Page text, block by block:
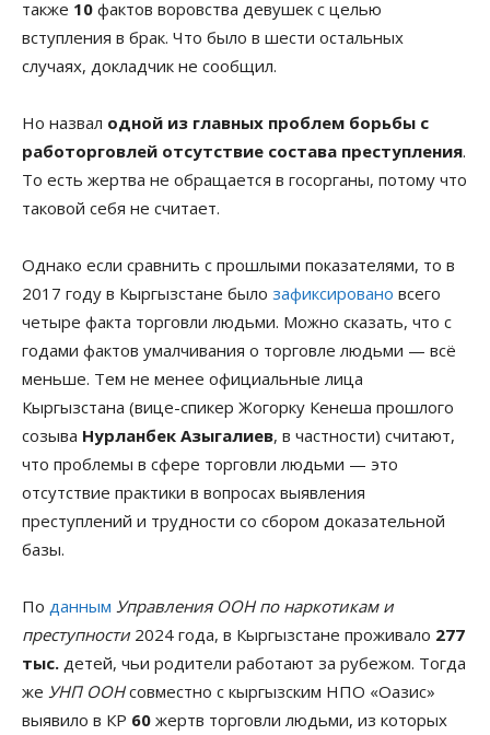
также 10 фактов воровства девушек с целью
вступления в брак. Что было в шести остальных
случаях, докладчик не сообщил.
Но назвал одной из главных проблем борьбы с
работорговлей отсутствие состава преступления.
То есть жертва не обращается в госорганы, потому что
таковой себя не считает.
Однако если сравнить с прошлыми показателями, то в
2017 году в Кыргызстане было зафиксировано всего
четыре факта торговли людьми. Можно сказать, что с
годами фактов умалчивания о торговле людьми — всё
меньше. Тем не менее официальные лица
Кыргызстана (вице-спикер Жогорку Кенеша прошлого
созыва Нурланбек Азыгалиев, в частности) считают,
что проблемы в сфере торговли людьми — это
отсутствие практики в вопросах выявления
преступлений и трудности со сбором доказательной
базы.
По данным Управления ООН по наркотикам и
преступности2024 года, в Кыргызстане проживало 277
тыс. детей, чьи родители работают за рубежом. Тогда
же УНП ООНсовместно с кыргызским НПО «Оазис»
выявило в КР 60 жертв торговли людьми, из которых